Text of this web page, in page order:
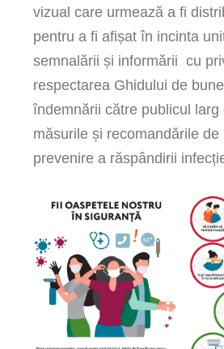
vizual care urmează a fi
pentru a fi afișat în incinta
semnalării și informării cu
respectarea Ghidului de
îndemnării către publicul larg
măsurile și recomandările de
prevenire a răspândirii